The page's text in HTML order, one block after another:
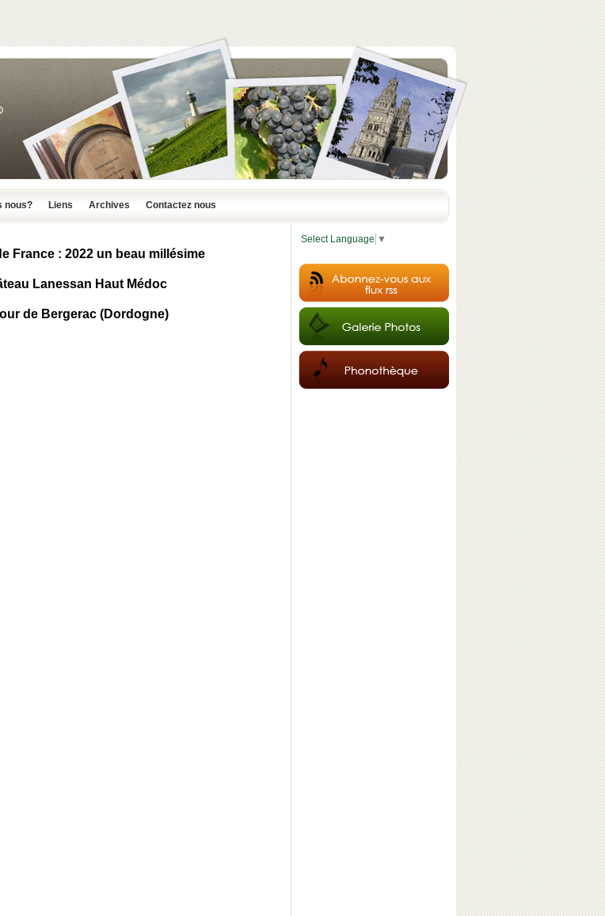
nous? Liens Archives Contactez nous
France : 2022 un beau millésime
Lanessan Haut Médoc
de Bergerac (Dordogne)
Select Language ▼